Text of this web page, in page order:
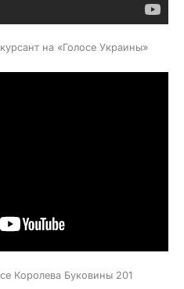
на «Голосе Украины»
Королева Буковины 201